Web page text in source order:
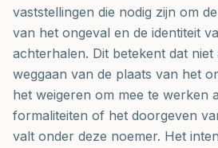
vaststellingen die nodig zijn om
van het ongeval en de identiteit
achterhalen. Dit betekent dat niet
weggaan van de plaats van het
het weigeren om mee te werken
formaliteiten of het doorgeven
valt onder deze noemer. Het